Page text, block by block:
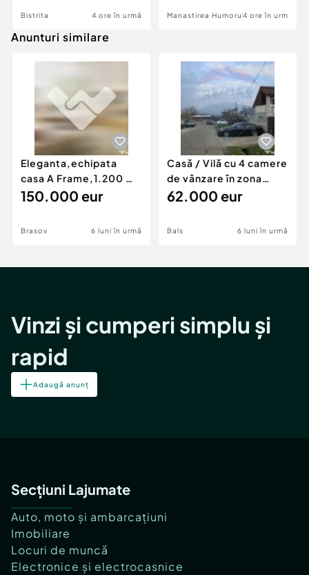
Bistrita 4 ore în urmă Manastirea Humorului4 ore în urmă
Anunturi similare
Eleganta,echipata
casa A Frame,1.200 mp
teren,deschidere Pia
150.000 eur
Brasov 6 luni în urmă
Casă / Vilă cu 4 camere
de vânzare în zona
Periferie
62.000 eur
Bals 6 luni în urmă
Vinzi și cumperi simplu și
rapid
Adaugă anunț
Secțiuni Lajumate
Auto, moto și ambarcațiuni
Imobiliare
Locuri de muncă
Electronice și electrocasnice